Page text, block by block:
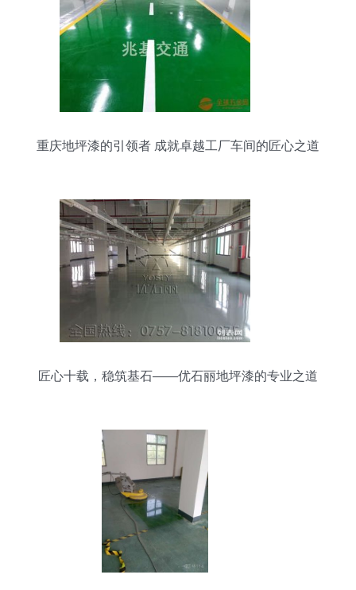
重庆地坪漆的引领者 成就卓越工厂车间的匠心之道
匠心十载，稳筑基石——优石丽地坪漆的专业之道